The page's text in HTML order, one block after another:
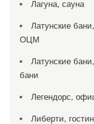
Лагуна, сауна
Латунские
ОЦМ
Латунские
бани
Легендорс,
Либерти,